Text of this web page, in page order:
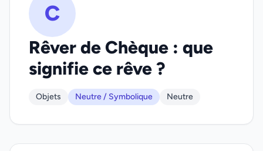
C
Rêver de Chèque : que
signifie ce rêve ?
Objets Neutre / Symbolique Neutre